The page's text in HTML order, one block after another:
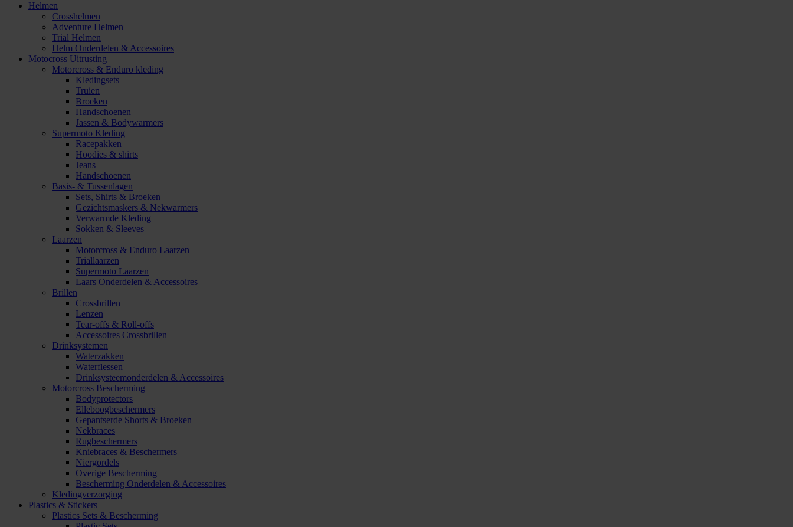
Helmen
Crosshelmen
Adventure Helmen
Trial Helmen
Helm Onderdelen & Accessoires
Motocross Uitrusting
Motorcross & Enduro kleding
Kledingsets
Truien
Broeken
Handschoenen
Jassen & Bodywarmers
Supermoto Kleding
Racepakken
Hoodies & shirts
Jeans
Handschoenen
Basis- & Tussenlagen
Sets, Shirts & Broeken
Gezichtsmaskers & Nekwarmers
Verwarmde Kleding
Sokken & Sleeves
Laarzen
Motorcross & Enduro Laarzen
Triallaarzen
Supermoto Laarzen
Laars Onderdelen & Accessoires
Brillen
Crossbrillen
Lenzen
Tear-offs & Roll-offs
Accessoires Crossbrillen
Drinksystemen
Waterzakken
Waterflessen
Drinksysteemonderdelen & Accessoires
Motorcross Bescherming
Bodyprotectors
Elleboogbeschermers
Gepantserde Shorts & Broeken
Nekbraces
Rugbeschermers
Kniebraces & Beschermers
Niergordels
Overige Bescherming
Bescherming Onderdelen & Accessoires
Kledingverzorging
Plastics & Stickers
Plastics Sets & Bescherming